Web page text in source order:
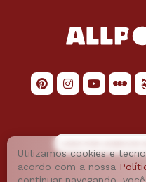
Utilizamos cookies e
acordo com a nossa